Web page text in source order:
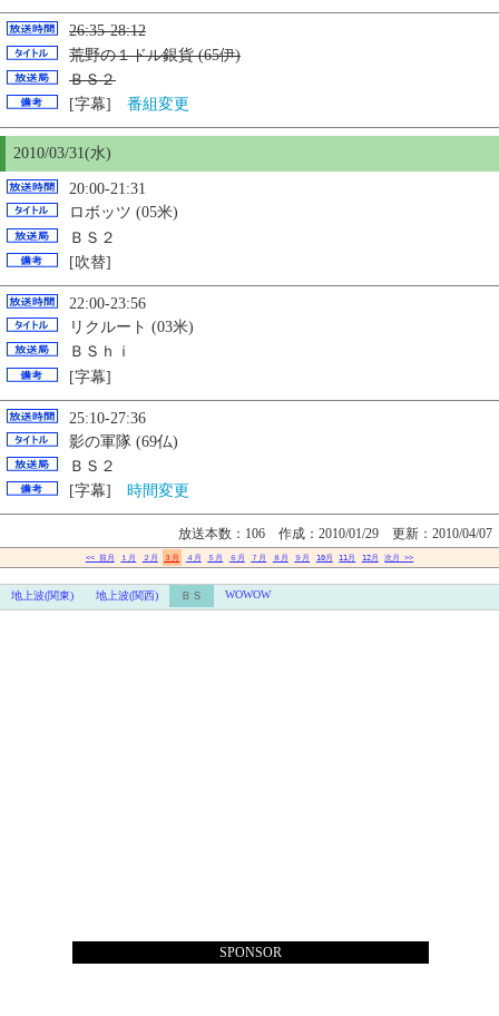
26:35-28:12
荒野の１ドル銀貨 (65伊)
ＢＳ２
[字幕] 番組変更
2010/03/31(水)
20:00-21:31
ロボッツ (05米)
ＢＳ２
[吹替]
22:00-23:56
リクルート (03米)
ＢＳｈｉ
[字幕]
25:10-27:36
影の軍隊 (69仏)
ＢＳ２
[字幕] 時間変更
放送本数：106 作成：2010/01/29 更新：2010/04/07
<< 前月 １月 ２月 ３月 ４月 ５月 ６月 ７月 ８月 ９月 10月 11月 12月 次月 >>
地上波(関東) 地上波(関西) ＢＳ WOWOW
SPONSOR